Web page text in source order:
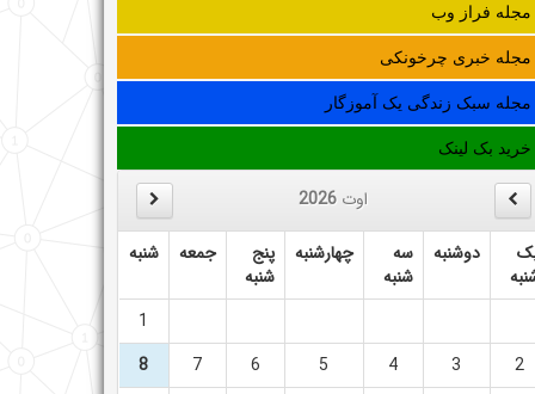
مجله فراز وب
مجله خبری چرخونکی
مجله سبک زندگی یک آموزگار
خرید بک لینک
اوت 2026
دوشنبه
سه
شنبه
چهارشنبه
پنج
شنبه
جمعه شنبه
1
2
3
4
5
6
7
8